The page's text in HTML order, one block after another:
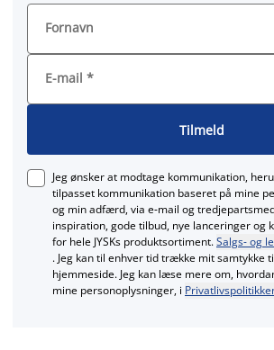
Fornavn
E-mail *
Tilmeld
Jeg ønsker at modtage kommunikation,
tilpasset kommunikation baseret på mine
og min adfærd, via e‑mail og
inspiration, gode tilbud, nye lanceringer og
for hele JYSKs produktsortiment.Salgs- og
. Jeg kan til enhver tid trække mit samtykke
hjemmeside. Jeg kan læse mere om,
mine personoplysninger, i